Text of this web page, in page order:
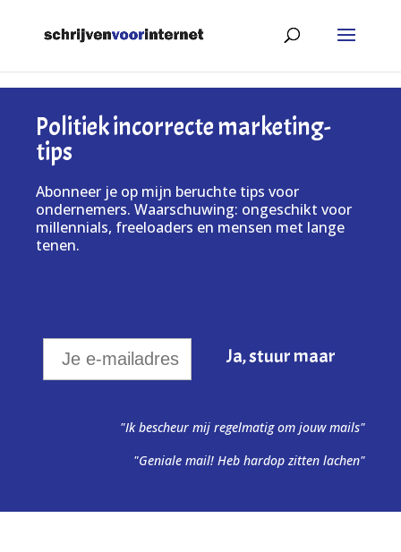
Politiek incorrecte marketing-
tips
Abonneer je op mijn beruchte tips voor
ondernemers. Waarschuwing: ongeschikt voor
millennials, freeloaders en mensen met lange
tenen.
"Ik bescheur mij regelmatig om jouw mails"
"Geniale mail! Heb hardop zitten lachen"